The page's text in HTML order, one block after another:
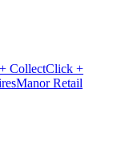
CollectClick +
Manor Retail